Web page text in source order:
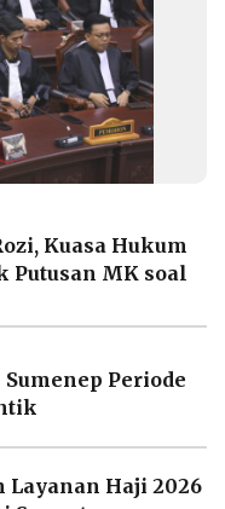
Kuasa Hukum
Putusan MK soal
Periode
Layanan Haji 2026